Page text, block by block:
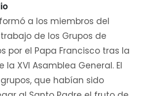
a los miembros del
de los Grupos de
por el Papa Francisco tras la
la XVI Asamblea General. El
que habían sido